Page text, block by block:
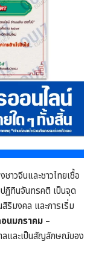
าวจีนและชาวไทยเชื้อ
ฏิทินจันทรคติ เป็นจุด
ริมงคล และการเริ่ม
อนมกราคม –
ลและเป็นสัญลักษณ์ของ